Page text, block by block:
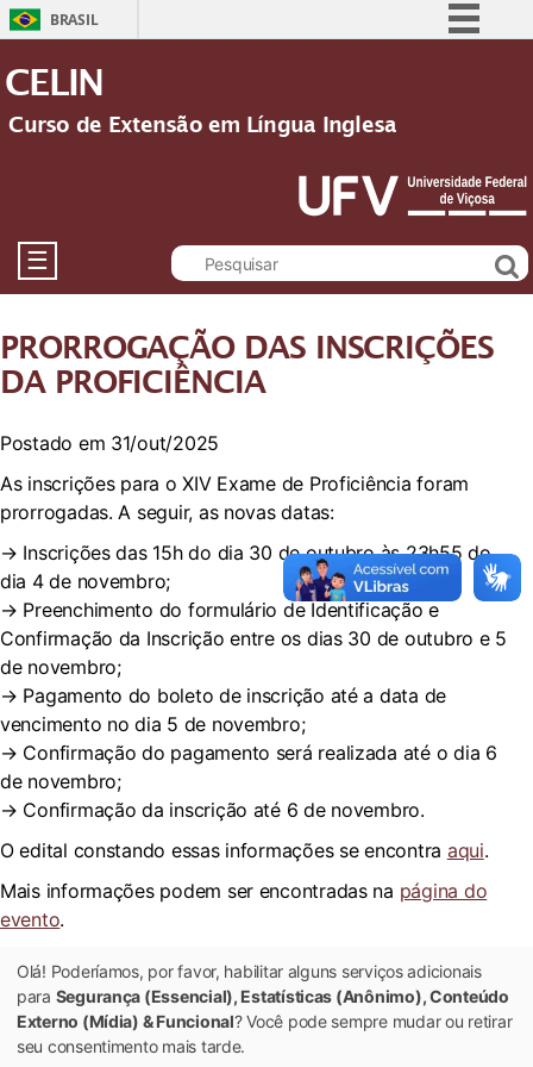
BRASIL
Participe
Acesso à informação
Legislação
Canais
CELIN
Curso de Extensão em Língua Inglesa
☰
PRORROGAÇÃO DAS INSCRIÇÕES
DA PROFICIÊNCIA
Postado em 31/out/2025
As inscrições para o XIV Exame de Proficiência foram
prorrogadas. A seguir, as novas datas:
→ Inscrições das 15h do dia 30 de outubro às 23h55 do
dia 4 de novembro;
→ Preenchimento do formulário de Identificação e
Confirmação da Inscrição entre os dias 30 de outubro e 5
de novembro;
→ Pagamento do boleto de inscrição até a data de
vencimento no dia 5 de novembro;
→ Confirmação do pagamento será realizada até o dia 6
de novembro;
→ Confirmação da inscrição até 6 de novembro.
O edital constando essas informações se encontra aqui.
Mais informações podem ser encontradas na página do
evento.
Olá! Poderíamos, por favor, habilitar alguns serviços adicionais
para Segurança (Essencial), Estatísticas (Anônimo), Conteúdo
Externo (Mídia) & Funcional? Você pode sempre mudar ou retirar
seu consentimento mais tarde.